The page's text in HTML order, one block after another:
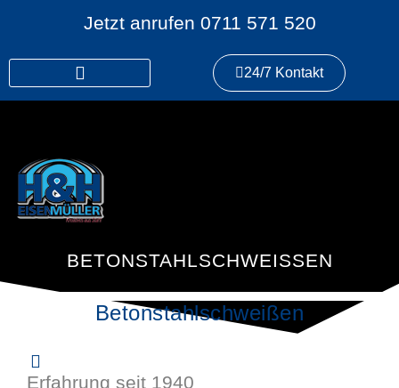
Jetzt anrufen 0711 571 520
24/7 Kontakt
BETONSTAHLSCHWEISSEN
Betonstahlschweißen
Erfahrung seit 1940